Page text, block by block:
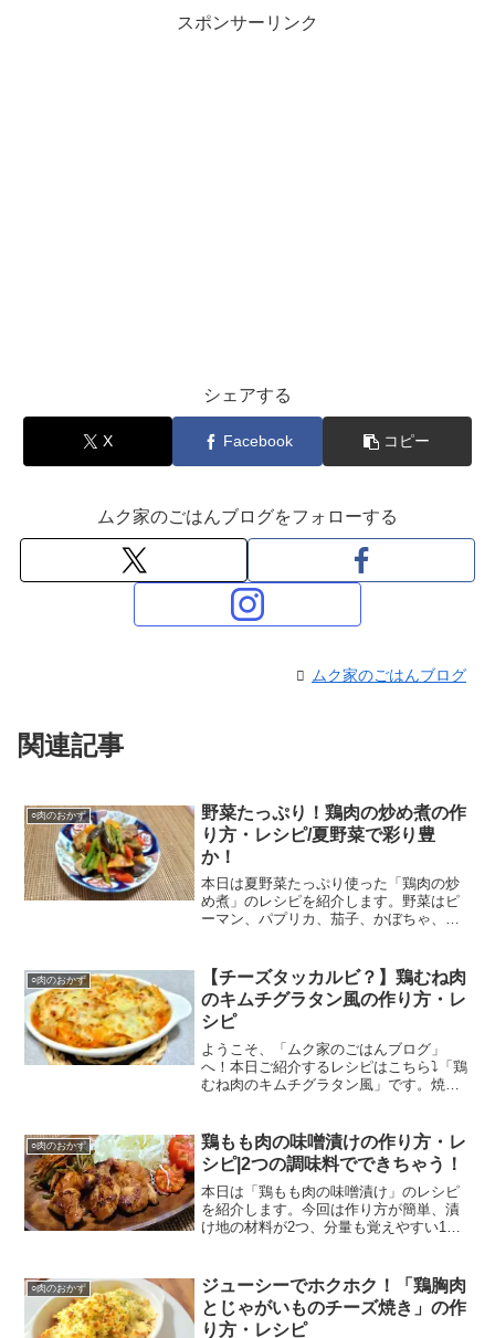
スポンサーリンク
シェアする
X Facebook コピー
ムク家のごはんブログをフォローする
ムク家のごはんブログ
関連記事
○肉のおかず
野菜たっぷり！鶏肉の炒め煮の作
り方・レシピ/夏野菜で彩り豊
か！
本日は夏野菜たっぷり使った「鶏肉の炒
め煮」のレシピを紹介します。野菜はピ
ーマン、パプリカ、茄子、かぼちゃ、ア
かというとさっぱりとした味になりま
す。是非参考にしていただければ幸いで
す！
○肉のおかず
【チーズタッカルビ？】鶏むね肉
のキムチグラタン風の作り方・レ
シピ
ようこそ、「ムク家のごはんブログ」
へ！本日ご紹介するレシピはこちら⤵「鶏
むね肉のキムチグラタン風」です。焼い
タン風にしてみました！肉は鶏肉ではな
く、豚肉でも大丈夫ですの...
○肉のおかず
鶏もも肉の味噌漬けの作り方・レ
シピ|2つの調味料でできちゃう！
本日は「鶏もも肉の味噌漬け」のレシピ
を紹介します。今回は作り方が簡単、漬
け地の材料が2つ、分量も覚えやすい1品
上がります！漬けておいて焼くだけなの
で難しい工程もなく、漬けたまま冷凍保
存もできます。
○肉のおかず
ジューシーでホクホク！「鶏胸肉
とじゃがいものチーズ焼き」の作
り方・レシピ